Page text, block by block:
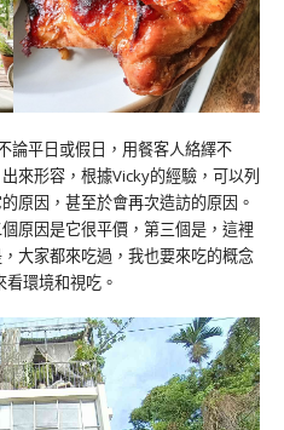
論平日或假日，用餐客人絡繹不
來形容，根據Vicky的經驗，可以列
原因，甚至於會再次造訪的原因。
原因是它很平價，第三個是，這裡
大家都來吃過，我也要來吃的概念
環境和視吃。